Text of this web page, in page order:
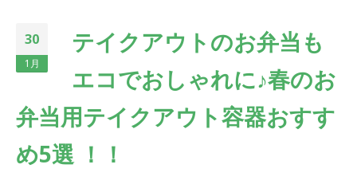
30
1月
テイクアウトのお弁当も
エコでおしゃれに♪春のお
弁当用テイクアウト容器おすす
め5選 ！！